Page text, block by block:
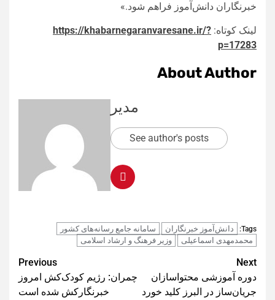
خبرنگاران دانش‌آموز فراهم شود.»
لینک کوتاه: https://khabarnegaranvaresane.ir/?
p=17283
About Author
مدیر
See author's posts
Tags: دانش‌آموز خبرنگاران
سامانه جامع رسانه‌های کشور
محمدمهدی اسماعیلی
وزیر فرهنگ و ارشاد اسلامی
Post
navigation
Previous
چمران: رژیم کودک‌کش امروز
خبرنگارکش شده است
Next
دوره آموزشی محتواسازان
جریان‌ساز در البرز کلید خورد